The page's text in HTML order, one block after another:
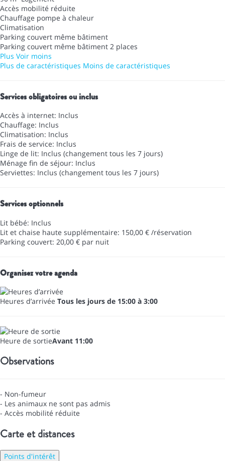
Accès mobilité réduite
Chauffage pompe à chaleur
Climatisation
Parking couvert même bâtiment
Parking couvert même bâtiment 2 places
Plus Voir moins
Plus de caractéristiques Moins de caractéristiques
Services obligatoires ou inclus
Accès à internet: Inclus
Chauffage: Inclus
Climatisation: Inclus
Frais de service: Inclus
Linge de lit: Inclus (changement tous les 7 jours)
Ménage fin de séjour: Inclus
Serviettes: Inclus (changement tous les 7 jours)
Services optionnels
Lit bébé: Inclus
Lit et chaise haute supplémentaire: 150,00 € /réservation
Parking couvert: 20,00 € par nuit
Organisez votre agenda
Heures d’arrivée Tous les jours de 15:00 à 3:00
Heure de sortieAvant 11:00
Observations
- Non-fumeur
- Les animaux ne sont pas admis
- Accès mobilité réduite
Carte et distances
Points d'intérêt